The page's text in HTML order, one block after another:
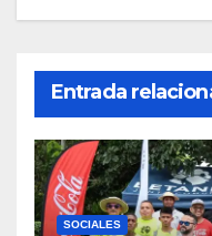
Entrada
SOCIALES